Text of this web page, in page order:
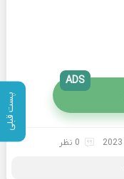
پست قبلی
ADS
0 نظر